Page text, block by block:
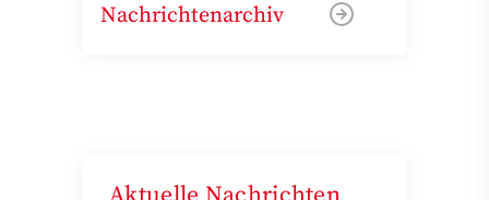
Nachrichtenarchiv